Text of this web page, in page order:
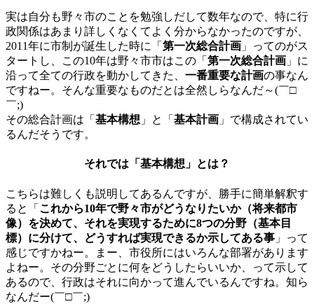
実は自分も野々市のことを勉強しだして数年なので、特に行
政関係はあまり詳しくなくてよく分からなかったのですが、
2011年に市制が誕生した時に「 第一次総合計画 」ってのがス
タートし、この10年は野々市市はこの「 第一次総合計画 」に
沿って全ての行政を動かしてきた、 一番重要な計画の事なん
ですねー。そんな重要なものだとは全然しらなんだ～(￣□
￣;)
その総合計画は「 基本構想 」と「 基本計画 」で構成されてい
るんだそうです。
それでは「基本構想」とは？
こちらは難しくも説明してあるんですが、勝手に簡単解釈す
ると「 これから10年で野々市がどうなりたいか（将来都市
像）を決めて、それを実現するために8つの分野（基本目
標）に分けて、どうすれば実現できるか示してある事 」って
感じですかねー。まー、市役所にはいろんな部署があります
よねー。その分野ごとに何をどうしたらいいか、って示して
あるので、行政はそれに向かって進んでいるんですね。知ら
なんだー(￣□￣;)